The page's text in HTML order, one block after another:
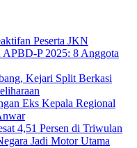
Peserta JKN
APBD-P 2025: 8 Anggota
Kejari Split Berkasi
Eks Kepala Regional
4,51 Persen di Triwulan
Jadi Motor Utama